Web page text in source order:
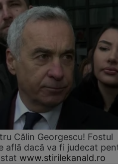
Călin Georgescu! Fostul
află dacă va fi judecat
www.stirilekanald.ro